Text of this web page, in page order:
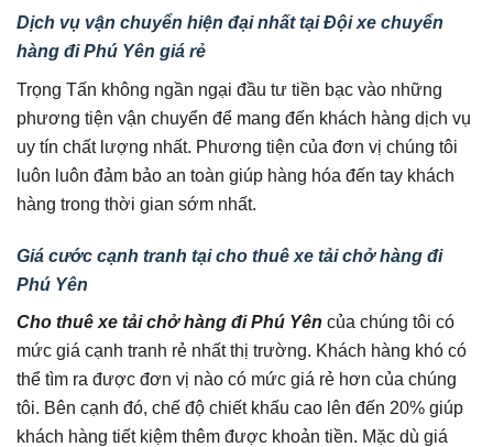
Dịch vụ vận chuyển hiện đại nhất tại Đội xe chuyển
hàng đi Phú Yên giá rẻ
Trọng Tấn không ngần ngại đầu tư tiền bạc vào những
phương tiện vận chuyển để mang đến khách hàng dịch vụ
uy tín chất lượng nhất. Phương tiện của đơn vị chúng tôi
luôn luôn đảm bảo an toàn giúp hàng hóa đến tay khách
hàng trong thời gian sớm nhất.
Giá cước cạnh tranh tại cho thuê xe tải chở hàng đi
Phú Yên
Cho thuê xe tải chở hàng đi Phú Yên của chúng tôi có
mức giá cạnh tranh rẻ nhất thị trường. Khách hàng khó có
thể tìm ra được đơn vị nào có mức giá rẻ hơn của chúng
tôi. Bên cạnh đó, chế độ chiết khấu cao lên đến 20% giúp
khách hàng tiết kiệm thêm được khoản tiền. Mặc dù giá